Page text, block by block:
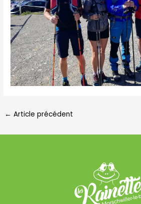
← Article précédent